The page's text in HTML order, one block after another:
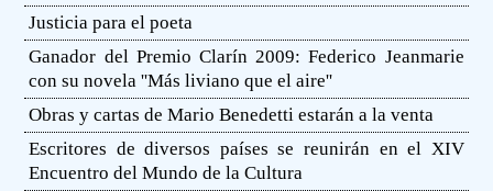
Justicia para el poeta
Ganador del Premio Clarín 2009: Federico Jeanmarie
con su novela ''Más liviano que el aire''
Obras y cartas de Mario Benedetti estarán a la venta
Escritores de diversos países se reunirán en el XIV
Encuentro del Mundo de la Cultura